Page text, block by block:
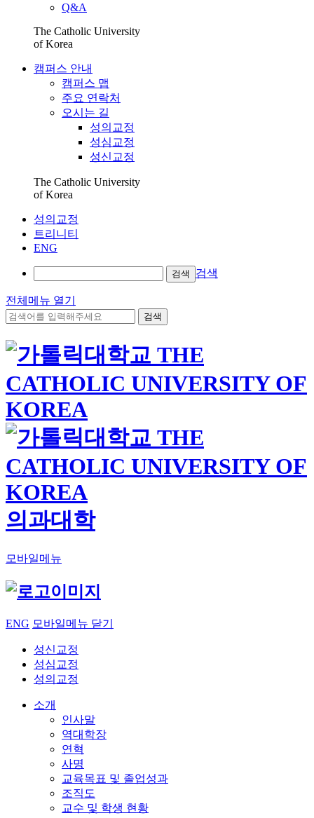
Q&A
The Catholic University
of Korea
캠퍼스 안내
캠퍼스 맵
주요 연락처
오시는 길
성의교정
성심교정
성신교정
The Catholic University
of Korea
성의교정
트리니티
ENG
검색 검색
전체메뉴 열기
검색
의과대학
모바일메뉴
ENG 모바일메뉴 닫기
성신교정
성심교정
성의교정
소개
인사말
역대학장
연혁
사명
교육목표 및 졸업성과
조직도
교수 및 학생 현황